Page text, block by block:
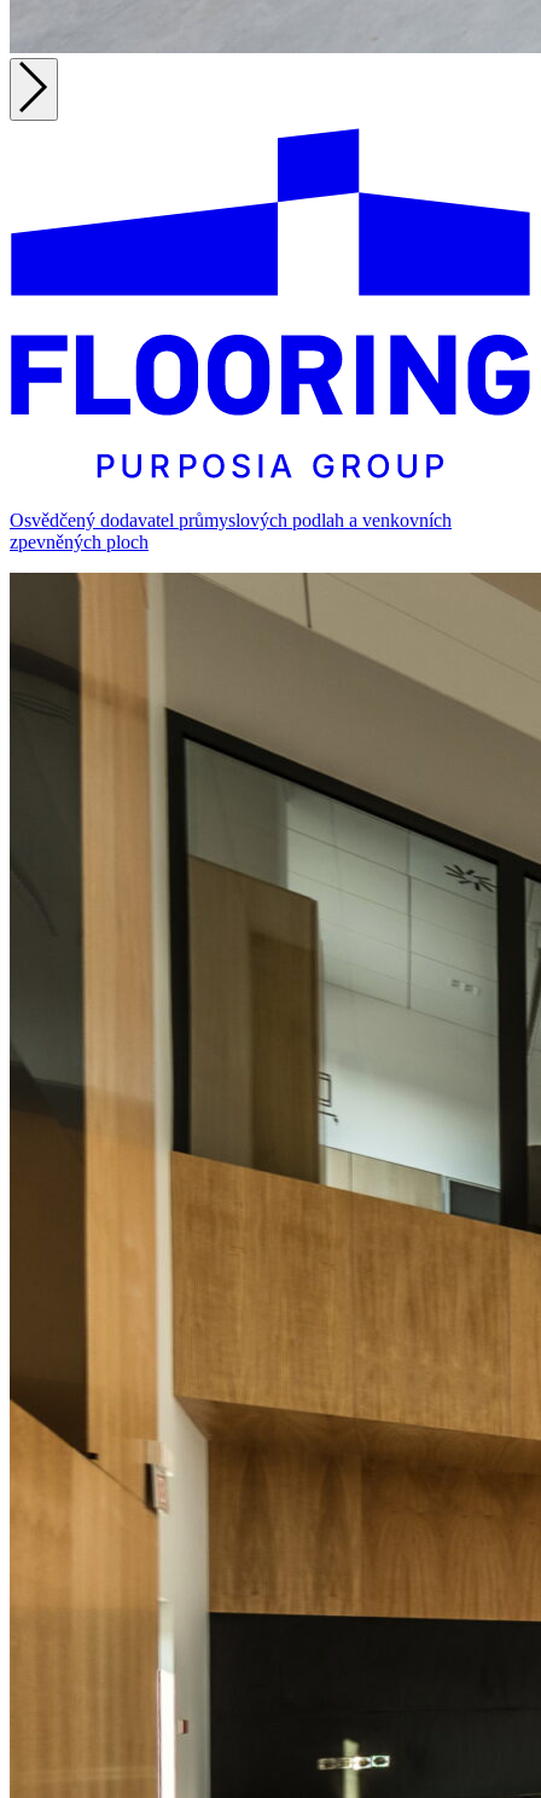
Osvědčený dodavatel průmyslových podlah a venkovních
zpevněných ploch